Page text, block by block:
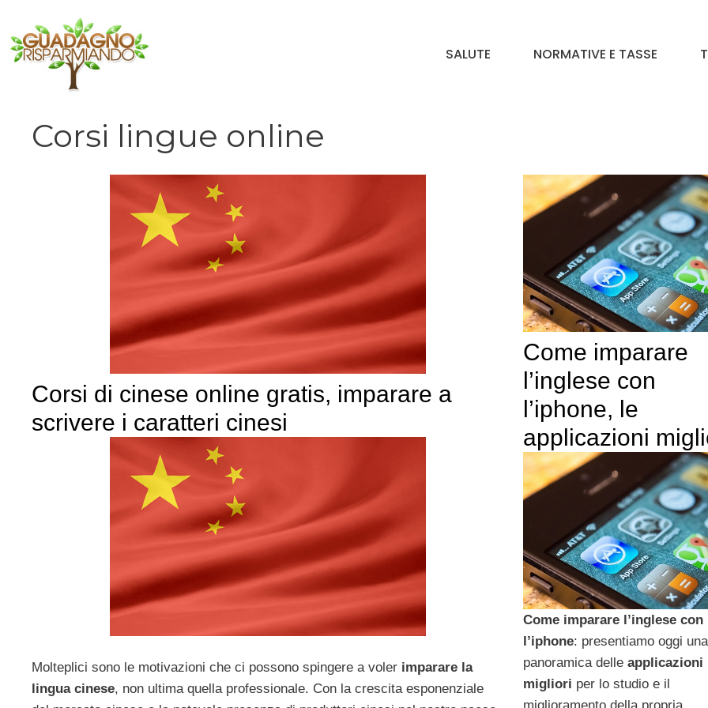
contenuto
SALUTE NORMATIVE E TASSE
Corsi lingue online
Corsi di cinese online gratis, imparare a
scrivere i caratteri cinesi
Molteplici sono le motivazioni che ci possono spingere a voler imparare la
lingua cinese, non ultima quella professionale. Con la crescita esponenziale
Come imparare
l’inglese con
l’iphone, le
applicazioni
Come imparare l’inglese con
l’iphone: presentiamo oggi una
panoramica delleapplicazioni
migliori per lo studio e il